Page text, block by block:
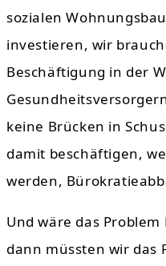
sozialen
investieren, wir
Beschäftigung in der
keine Brücken in
damit beschäftigen,
werden,
Und wäre das
dann müssten wir das